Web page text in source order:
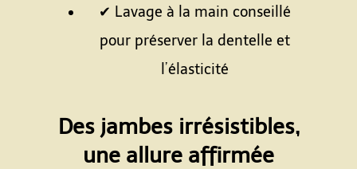
✔ Lavage à la main conseillé
pour préserver la dentelle et
l’élasticité
Des jambes irrésistibles,
une allure affirmée